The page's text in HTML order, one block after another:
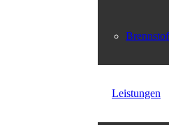
Leistungen